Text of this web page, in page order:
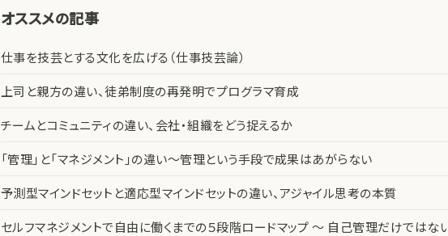
オススメの記事
仕事を技芸とする文化を広げる（仕事技芸論）
上司と親方の違い、徒弟制度の再発明でプログラマ育成
チームとコミュニティの違い、会社・組織をどう捉えるか
「管理」と「マネジメント」の違い〜管理という手段で成果はあがらない
予測型マインドセットと適応型マインドセットの違い、アジャイル思考の本質
セルフマネジメントで自由に働くまでの５段階ロードマップ 〜 自己管理だけではな